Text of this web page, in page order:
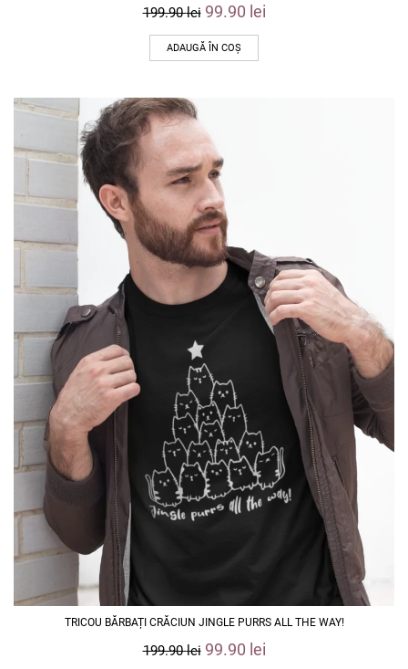
199.90lei 99.90 lei
ADAUGĂ ÎN COȘ
TRICOU BĂRBAȚI CRĂCIUN JINGLE PURRS ALL THE WAY!
199.90lei 99.90 lei